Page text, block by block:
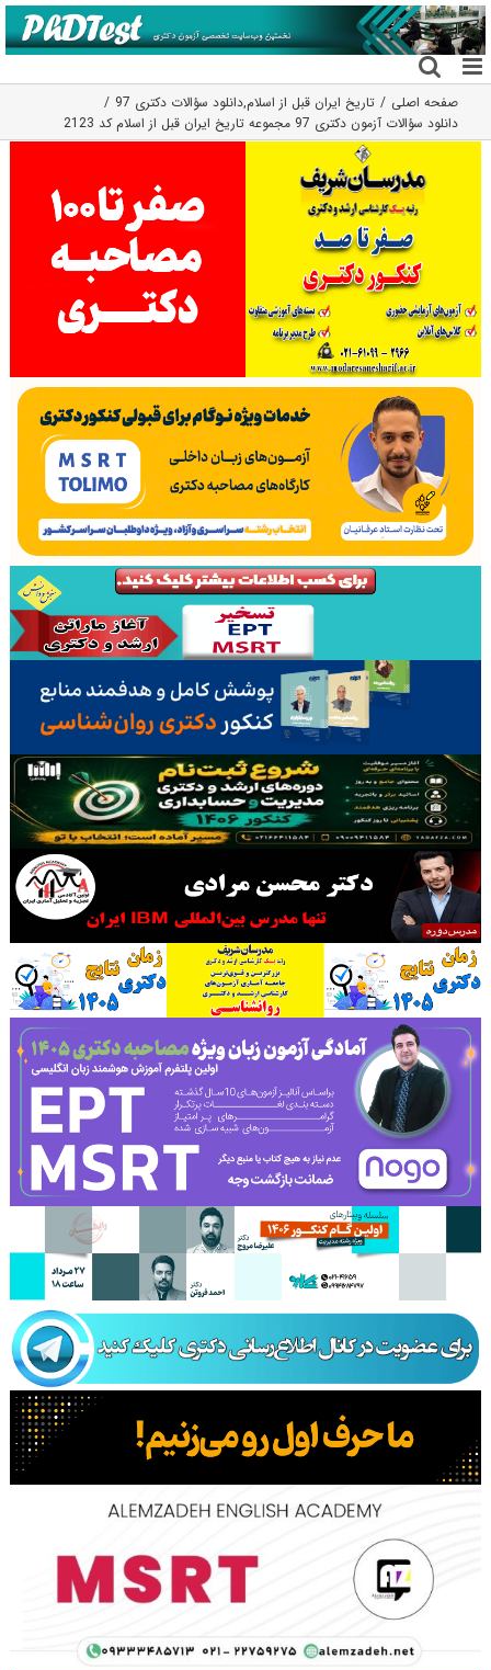
رفتن
به
محتوا
صفحه اصلی تاریخ ایران قبل از اسلام,دانلود سؤالات دکتری 97
دانلود سؤالات آزمون دکتری 97 مجموعه تاریخ ایران قبل از اسلام کد 2123